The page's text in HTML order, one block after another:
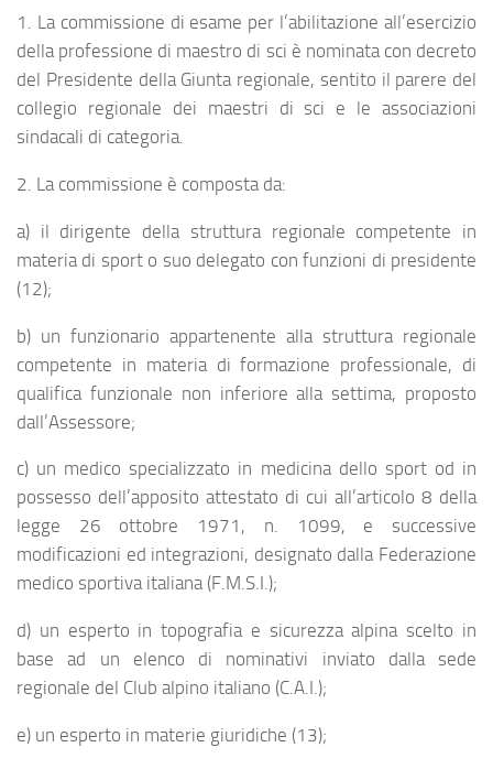
1. La commissione di esame per l’abilitazione all’esercizio
della professione di maestro di sci è nominata con decreto
del Presidente della Giunta regionale, sentito il parere del
collegio regionale dei maestri di sci e le associazioni
sindacali di categoria.
2. La commissione è composta da:
a) il dirigente della struttura regionale competente in
materia di sport o suo delegato con funzioni di presidente
(12);
b) un funzionario appartenente alla struttura regionale
competente in materia di formazione professionale, di
qualifica funzionale non inferiore alla settima, proposto
dall’Assessore;
c) un medico specializzato in medicina dello sport od in
possesso dell’apposito attestato di cui all’articolo 8 della
legge 26 ottobre 1971, n. 1099, e successive
modificazioni ed integrazioni, designato dalla Federazione
medico sportiva italiana (F.M.S.I.);
d) un esperto in topografia e sicurezza alpina scelto in
base ad un elenco di nominativi inviato dalla sede
regionale del Club alpino italiano (C.A.I.);
e) un esperto in materie giuridiche (13);